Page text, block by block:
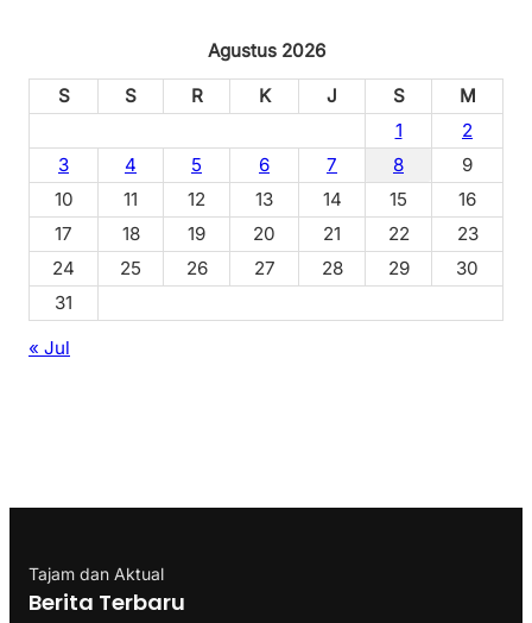
Agustus 2026
S
S R K J S
M
1
2
3
4 5 6 7 8
9
10
11 12 13 14 15
16
17
18 19 20 21 22
23
24
25 26 27 28 29
30
31
« Jul
Tajam dan Aktual
Berita Terbaru